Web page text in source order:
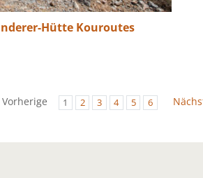
Hütte Kouroutes
Vorherige 1 2 3 4 5 6